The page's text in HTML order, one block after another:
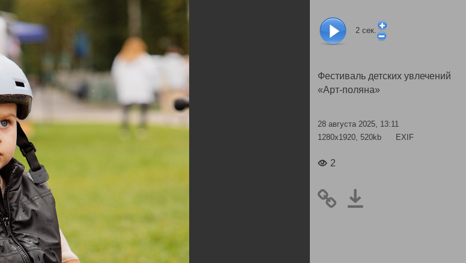
2 сек.
Фестиваль детских увлечений
«Арт-поляна»
28 августа 2025, 13:11
1280x1920, 520kb
EXIF
2